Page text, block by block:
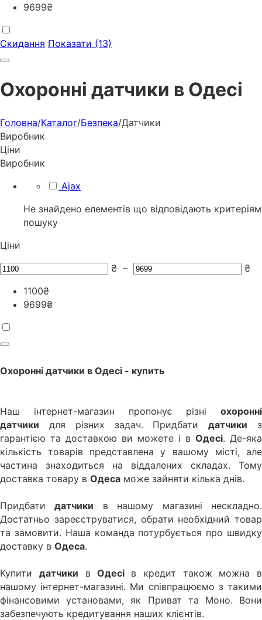
9699₴
Скидання Показати (13)
Охоронні датчики в Одесі
Головна/Каталог/Безпека/Датчики
Виробник
Ціни
Виробник
Ajax
Не знайдено елементів що відповідають критеріям
пошуку
Ціни
₴ –
₴
1100₴
9699₴
Охоронні датчики в Одесі - купить
Наш інтернет-магазин пропонує різні охоронні
датчики для різних задач. Придбатидатчики з
гарантією та доставкою ви можете і в Одесі. Де-яка
кількість товарів представлена у вашому місті, але
частина знаходиться на віддалених складах. Тому
доставка товару в Одеса може зайняти кілька днів.
Придбатидатчики в нашому магазині нескладно.
Достатньо зареєструватися, обрати необхідний товар
та замовити. Наша команда потурбується про швидку
доставку в Одеса.
Купити датчики вОдесі в кредит також можна в
нашому інтернет-магазині. Ми співпрацюємо з такими
фінансовими установами, як Приват та Моно. Вони
забезпечують кредитування наших клієнтів.